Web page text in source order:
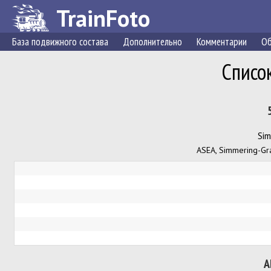
TrainFoto
База подвижного состава Дополнительно Комментарии
ASEA, Simmering-